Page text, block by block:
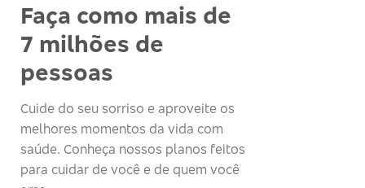
Faça como mais de
7 milhões de
pessoas
Cuide do seu sorriso e aproveite os
melhores momentos da vida com
saúde. Conheça nossos planos feitos
para cuidar de você e de quem você